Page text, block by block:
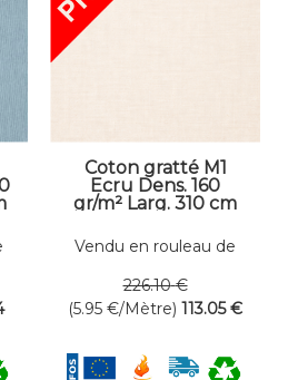
Coton gratté M1
Ecru Dens. 160
gr/m² Larg. 310 cm
Vendu en rouleau de
226.10 €
(5.95 €/Mètre) 113.05 €